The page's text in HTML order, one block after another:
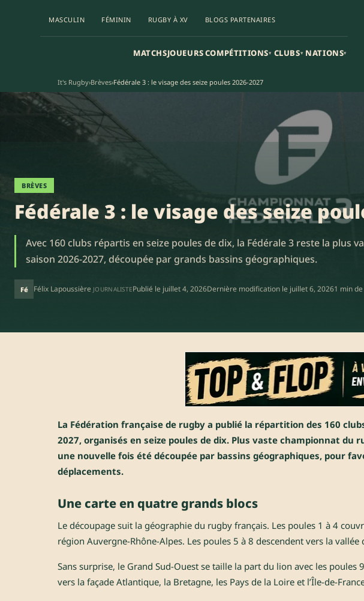
MASCULIN FÉMININ RUGBY À XV BLOGS PARTENAIRES
MATCHSJOUEURSCOMPÉTITIONS▾ CLUBS▾ NATIONS▾
It's Rugby›Brèves›Fédérale 3 : le visage des seize poules 2026-2027
BRÈVES
Fédérale 3 : le visage des seize
Avec 160 clubs répartis en seize poules de dix, la Fédérale 3 reste la plus
saison 2026-2027, découpée par grands bassins géographiques.
Fé Félix Lapoussière JOURNALISTEPublié le juillet 4, 2026Dernière modification le juillet 6, 20261 min
La Fédération française de rugby a publié la répartition des 160
2027, organisés en seize poules de dix. Plus vaste championnat du
une nouvelle fois été découpée par bassins géographiques, pour
déplacements.
Une carte en quatre grands blocs
Le découpage suit la géographie du rugby français. Les poules 1 à 4
région Auvergne-Rhône-Alpes. Les poules 5 à 8 descendent vers la vallée
Sans surprise, le Grand Sud-Ouest se taille la part du lion avec les poules
vers la façade Atlantique, la Bretagne, les Pays de la Loire et l’Île-de-